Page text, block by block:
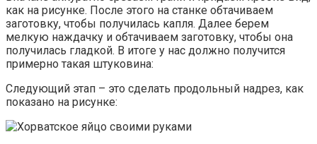
как на рисунке. После этого на станке обтачиваем
заготовку, чтобы получилась капля. Далее берем
мелкую наждачку и обтачиваем заготовку, чтобы она
получилась гладкой. В итоге у нас должно получится
примерно такая штуковина:
Следующий этап – это сделать продольный надрез, как
показано на рисунке: